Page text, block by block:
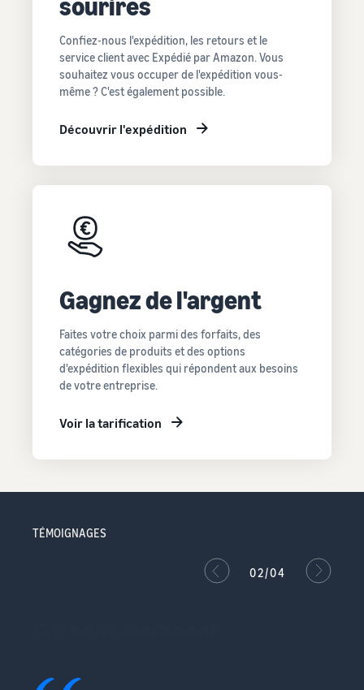
Confiez-nous l'expédition, les retours et le
service client avec Expédié par Amazon. Vous
souhaitez vous occuper de l'expédition vous-
même ? C'est également possible.
Découvrir l'expédition
Gagnez de l'argent
Faites votre choix parmi des forfaits, des
catégories de produits et des options
d'expédition flexibles qui répondent aux besoins
de votre entreprise.
Voir la tarification
TÉMOIGNAGES
02/04